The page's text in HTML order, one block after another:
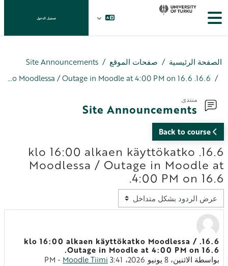
تخطى إلى المحتوى الرئيسي
واجهة جانبية تسجيل الدخول
الصفحة الرئيسية صفحات الموقع
Site Announcements
16.6. klo 16:00 alkaen käyttökatko Moodlessa / Outage in Moodle at 4:00 PM on 16.6.
منتدى
Site Announcements
16.6. klo 16:00 alkaen käyttökatko
Moodlessa / Outage in Moodle at
4:00 PM on 16.6.
نمط العرض
16.6. klo 16:00 alkaen käyttökatko Moodlessa /
Outage in Moodle at 4:00 PM on 16.6.
بواسطة الاثنين، 8 يونيو 2026، 3:41 PM - Moodle Tiimi
عدد الردود: 0